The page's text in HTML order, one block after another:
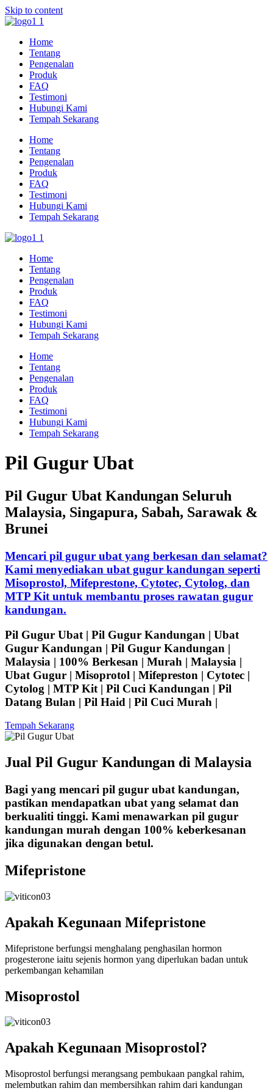
Skip to content
Home
Tentang
Pengenalan
Produk
FAQ
Testimoni
Hubungi Kami
Tempah Sekarang
Home
Tentang
Pengenalan
Produk
FAQ
Testimoni
Hubungi Kami
Tempah Sekarang
Home
Tentang
Pengenalan
Produk
FAQ
Testimoni
Hubungi Kami
Tempah Sekarang
Home
Tentang
Pengenalan
Produk
FAQ
Testimoni
Hubungi Kami
Tempah Sekarang
Pil Gugur Ubat
Pil Gugur Ubat Kandungan Seluruh
Malaysia, Singapura, Sabah, Sarawak &
Brunei
Mencari pil gugur ubat yang berkesan dan selamat?
Kami menyediakan ubat gugur kandungan seperti
Misoprostol, Mifeprestone, Cytotec, Cytolog, dan
MTP Kit untuk membantu proses rawatan gugur
kandungan.
Pil Gugur Ubat | Pil Gugur Kandungan | Ubat
Gugur Kandungan | Pil Gugur Kandungan |
Malaysia | 100% Berkesan | Murah | Malaysia |
Ubat Gugur | Misoprotol | Mifepreston | Cytotec |
Cytolog | MTP Kit | Pil Cuci Kandungan | Pil
Datang Bulan | Pil Haid | Pil Cuci Murah |
Tempah Sekarang
Jual Pil Gugur Kandungan di Malaysia
Bagi yang mencari pil gugur ubat kandungan,
pastikan mendapatkan ubat yang selamat dan
berkualiti tinggi. Kami menawarkan pil gugur
kandungan murah dengan 100% keberkesanan
jika digunakan dengan betul.
Mifepristone
Apakah Kegunaan Mifepristone
Mifepristone berfungsi menghalang penghasilan hormon
progesterone iaitu sejenis hormon yang diperlukan badan untuk
perkembangan kehamilan
Misoprostol
Apakah Kegunaan Misoprostol?
Misoprostol berfungsi merangsang pembukaan pangkal rahim,
melembutkan rahim dan membersihkan rahim dari kandungan